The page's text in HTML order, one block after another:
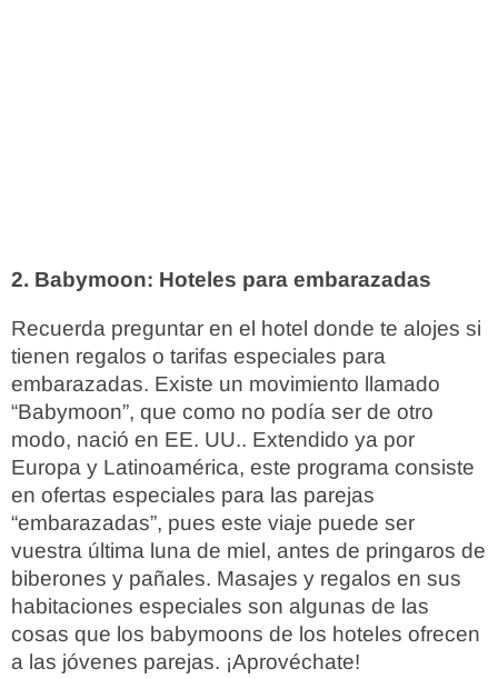
2. Babymoon: Hoteles para embarazadas
Recuerda preguntar en el hotel donde te alojes si
tienen regalos o tarifas especiales para
embarazadas. Existe un movimiento llamado
“Babymoon”, que como no podía ser de otro
modo, nació en EE. UU.. Extendido ya por
Europa y Latinoamérica, este programa consiste
en ofertas especiales para las parejas
“embarazadas”, pues este viaje puede ser
vuestra última luna de miel, antes de pringaros de
biberones y pañales. Masajes y regalos en sus
habitaciones especiales son algunas de las
cosas que los babymoons de los hoteles ofrecen
a las jóvenes parejas. ¡Aprovéchate!